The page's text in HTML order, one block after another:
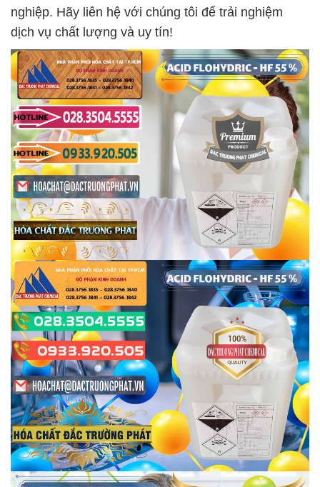
nghiệp. Hãy liên hệ với chúng tôi để trải nghiệm
dịch vụ chất lượng và uy tín!